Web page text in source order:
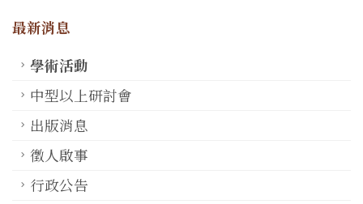
最新消息
學術活動
中型以上研討會
出版消息
徵人啟事
行政公告